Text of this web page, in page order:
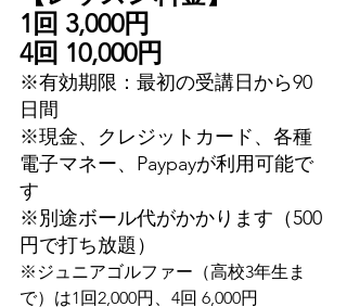
1回 3,000円
4回 10,000円
※有効期限：最初の受講日から90
日間
※現金、クレジットカード、各種
電子マネー、Paypayが利用可能で
す
※別途ボール代がかかります（500
円で打ち放題）
※ジュニアゴルファー（高校3年生ま
で）は1回2,000円、4回 6,000円